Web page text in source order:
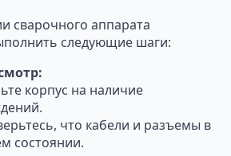
сварочного аппарата
следующие шаги:
корпус на наличие
что кабели и разъемы в
состоянии.